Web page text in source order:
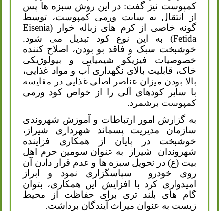
کمپوست نیز گفت: در این روش سبزه ها پس
از انتقال به سایت ورمی کمپوست، توسط
گونه خاصی از کرم های زباله خوار (Eisenia
Fetida) به این نوع کود تبدیل می شود.
خوشبخت سبک و فاقد بو بودن، اصلاح کننده
خصوصیات فیزیکو شیمیایی و بیولوژیکی
خاک، قابلیت بالای نگهداری آب و مواد غذایی،
بالا بودن میزان عناصر اصلی غذایی در مقایسه
با سایر کودهای آلی را از خواص کود ورمی
کمپوست برشمرد.
به گزارش امور ارتباطات و آموزش شهروندی
سازمان مدیریت پسماند شهرداری شیراز،
خوشبخت در پایان از همکاری فزاینده
شهروندان شیراز به عنوان سومین حرم اهل
بیت (ع) در تحویل سبزه ها و عدم قرار دادن آن
روی خودرو سپاسگزاری نمود و ابراز
امیدواری کرد با افزایش این همکاری، بتوان
گام های بلند تری برای حفاظت از محیط
زیست به عنوان میراث آیندگان برداشت.